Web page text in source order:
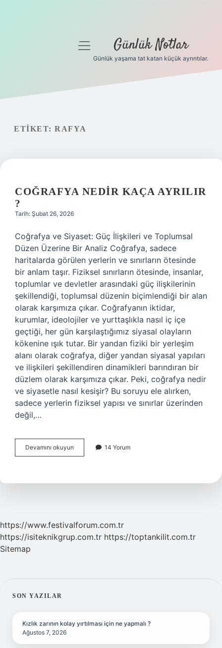
Gizlilik Politikası
menüyü
Günlük Notlar
Günlük yaşama tat katan küçük ayrıntılar.
ETIKET: RAFYA
COĞRAFYA NEDIR KAÇA AYRILIR
?
Tarih: Şubat 26, 2026
Coğrafya ve Siyaset: Güç İlişkileri ve Toplumsal
Düzen Üzerine Bir Analiz Coğrafya, sadece
haritalarda görülen yerlerin ve sınırların ötesinde
bir anlam taşır. Fiziksel sınırların ötesinde, insanlar,
toplumlar ve devletler arasındaki güç ilişkilerinin
şekillendiği, toplumsal düzenin biçimlendiği bir alan
olarak karşımıza çıkar. Coğrafyanın iktidar,
kurumlar, ideolojiler ve yurttaşlıkla nasıl iç içe
geçtiği, her gün karşılaştığımız siyasal olayların
kökenine ışık tutar. Bir yandan fiziki bir yerleşim
alanı olarak coğrafya, diğer yandan siyasal yapıları
ve ilişkileri şekillendiren dinamikleri barındıran bir
düzlem olarak karşımıza çıkar. Peki, coğrafya nedir
ve siyasetle nasıl kesişir? Bu soruyu ele alırken,
sadece yerlerin fiziksel yapısı ve sınırlar üzerinden
değil,…
Devamını okuyun Coğrafya
nedir
?
14 Yorum
https://www.festivalforum.com.tr
https://isiteknikgrup.com.tr https://toptankilit.com.tr
Sitemap
SIDEBAR
SON YAZILAR
Kızlık zarının kolay yırtılması için ne yapmalı ?
Ağustos 7, 2026